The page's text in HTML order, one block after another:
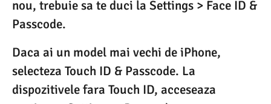
nou, trebuie sa te duci la Settings > Face ID &
Passcode.
Daca ai un model mai vechi de iPhone,
selecteza Touch ID & Passcode. La
dispozitivele fara Touch ID, acceseaza